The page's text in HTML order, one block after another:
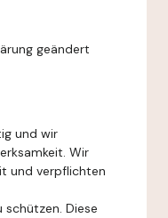
geändert
und wir
Wir
und verpflichten
Diese